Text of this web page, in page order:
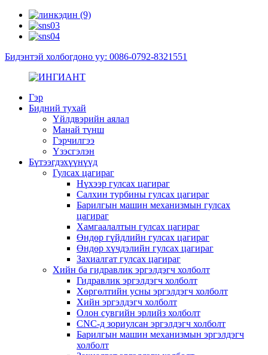
Бидэнтэй холбогдоно уу: 0086-0792-8321551
Гэр
Бидний тухай
Үйлдвэрийн аялал
Манай түнш
Гэрчилгээ
Үзэсгэлэн
Бүтээгдэхүүнүүд
Гулсах цагираг
Нүхээр гулсах цагираг
Салхин турбины гулсах цагираг
Барилгын машин механизмын гулсах
цагираг
Хамгаалалтын гулсах цагираг
Өндөр гүйдлийн гулсах цагираг
Өндөр хүчдэлийн гулсах цагираг
Захиалгат гулсах цагираг
Хийн ба гидравлик эргэлдэгч холболт
Гидравлик эргэлдэгч холболт
Хөргөлтийн усны эргэлдэгч холболт
Хийн эргэлдэгч холболт
Олон сувгийн эрлийз холболт
CNC-д зориулсан эргэлдэгч холболт
Барилгын машин механизмын эргэлдэгч
холболт